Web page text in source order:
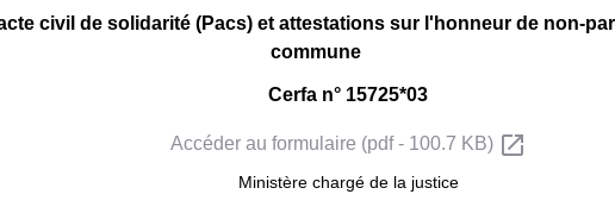
civil de solidarité (Pacs) et attestations sur l'honneur de non-
commune
Cerfa n° 15725*03
Accéder au formulaire (pdf - 100.7 KB) open_in_new
Ministère chargé de la justice